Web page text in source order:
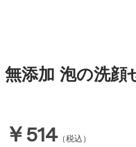
無添加 泡の洗顔
￥514（税込）